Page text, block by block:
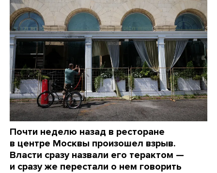
Почти неделю назад в ресторане
в центре Москвы произошел взрыв.
Власти сразу назвали его терактом —
и сразу же перестали о нем говорить